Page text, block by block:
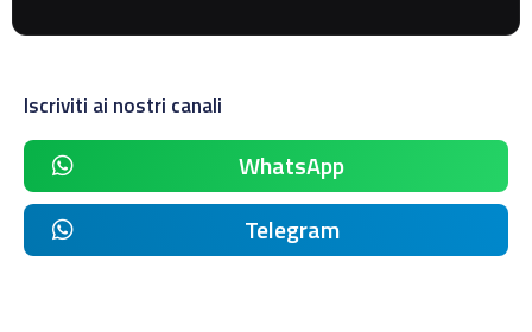
Iscriviti ai nostri canali
WhatsApp
Telegram